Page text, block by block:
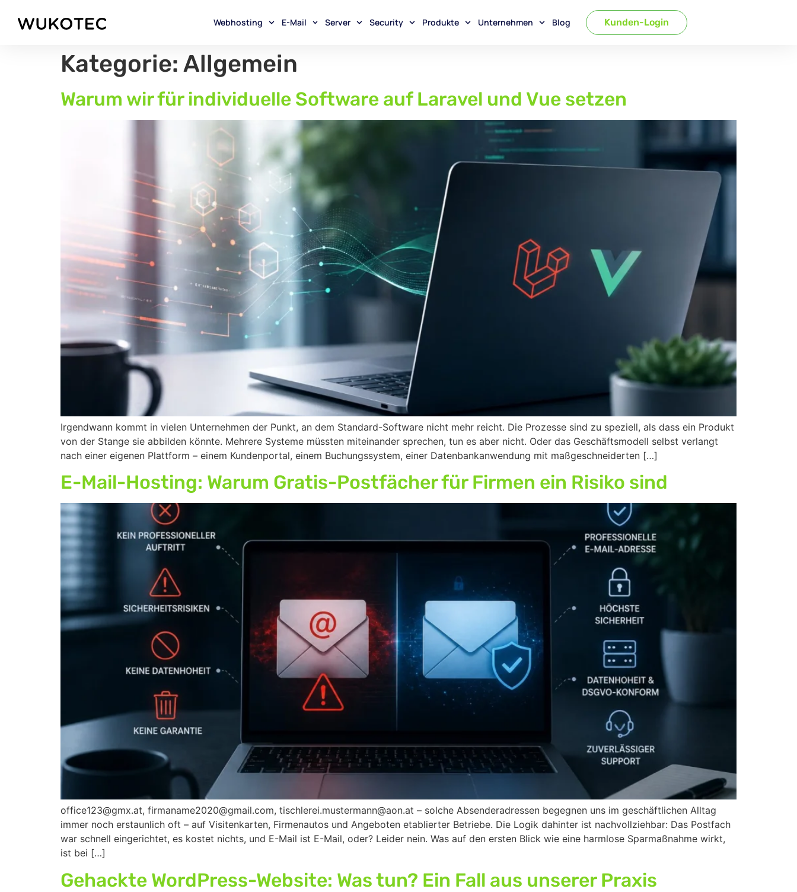
Webhosting E-Mail Server Security Produkte Unternehmen Blog Kunden-Login
Kategorie: Allgemein
Warum wir für individuelle Software auf Laravel und Vue setzen
Irgendwann kommt in vielen Unternehmen der Punkt, an dem Standard-Software nicht mehr reicht. Die Prozesse sind zu speziell, als dass ein Produkt
von der Stange sie abbilden könnte. Mehrere Systeme müssten miteinander sprechen, tun es aber nicht. Oder das Geschäftsmodell selbst verlangt
nach einer eigenen Plattform – einem Kundenportal, einem Buchungssystem, einer Datenbankanwendung mit maßgeschneiderten […]
E-Mail-Hosting: Warum Gratis-Postfächer für Firmen ein Risiko sind
office123@gmx.at, firmaname2020@gmail.com, tischlerei.mustermann@aon.at – solche Absenderadressen begegnen uns im geschäftlichen Alltag
immer noch erstaunlich oft – auf Visitenkarten, Firmenautos und Angeboten etablierter Betriebe. Die Logik dahinter ist nachvollziehbar: Das Postfach
war schnell eingerichtet, es kostet nichts, und E-Mail ist E-Mail, oder? Leider nein. Was auf den ersten Blick wie eine harmlose Sparmaßnahme wirkt,
ist bei […]
Gehackte WordPress-Website: Was tun? Ein Fall aus unserer Praxis